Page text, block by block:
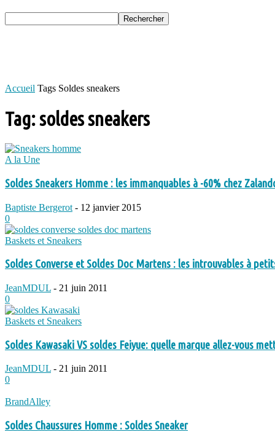
Accueil Tags Soldes sneakers
Tag: soldes sneakers
A la Une
Soldes Sneakers Homme : les immanquables à -60% chez
Baptiste Bergerot - 12 janvier 2015
0
Baskets et Sneakers
Soldes Converse et Soldes Doc Martens : les introuvables à
JeanMDUL - 21 juin 2011
0
Baskets et Sneakers
Soldes Kawasaki VS soldes Feiyue: quelle marque allez-vous
JeanMDUL - 21 juin 2011
0
BrandAlley
Soldes Chaussures Homme : Soldes Sneaker